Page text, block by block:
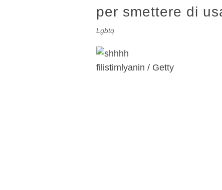
per smettere di
Lgbtq
filistimlyanin / Getty